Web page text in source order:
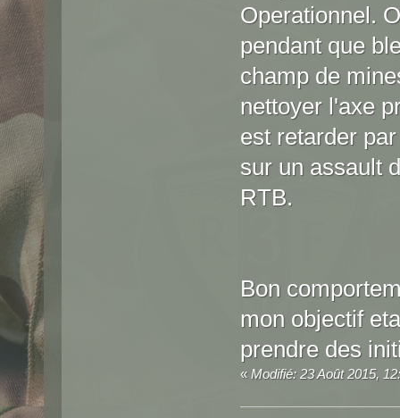
Operationnel.
pendant que
champ de
nettoyer l'axe
est retarder
sur un assault
RTB.
Bon
mon objectif
prendre des
«Modifié: 23 Août 2015,